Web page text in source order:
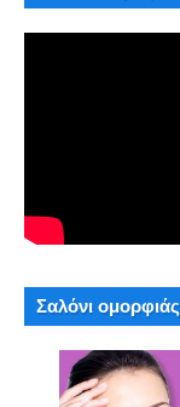
Σαλόνι ομορφιάς